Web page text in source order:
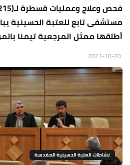
مستشفى تابع للعتبة الحسينية
أطلقها ممثل المرجعية تيمنا
نشاطات العتبة الحسينية المقدسة